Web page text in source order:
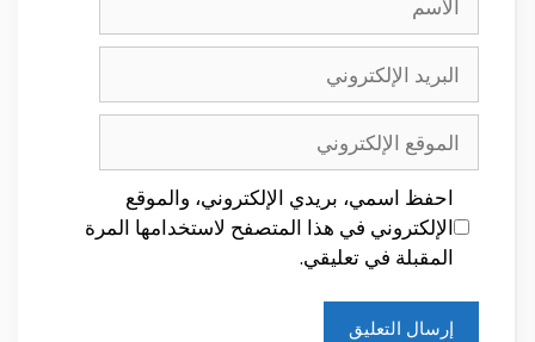
الإلكتروني
الإلكتروني
احفظ اسمي، بريدي الإلكتروني، والموقع
الإلكتروني في هذا المتصفح لاستخدامها المرة
المقبلة في تعليقي.